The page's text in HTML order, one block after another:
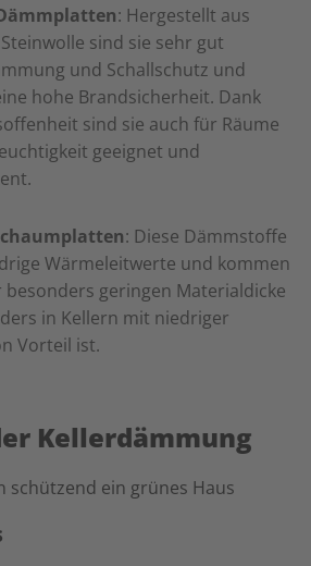
: Hergestellt aus
sind sie sehr gut
und Schallschutz und
hohe Brandsicherheit. Dank
sind sie auch für Räume
geeignet und
: Diese Dämmstoffe
Wärmeleitwerte und kommen
geringen Materialdicke
in Kellern mit niedriger
Vorteil ist.
Kellerdämmung